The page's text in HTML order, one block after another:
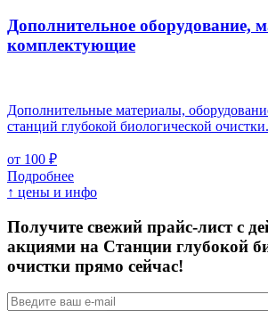
Дополнительное оборудование,
комплектующие
Дополнительные материалы,
станций глубокой биологической очистки.
от 100 ₽
Подробнее
↑ цены и инфо
Получите свежий прайс-лист с
акциями на Станции глубокой
очистки прямо сейчас!